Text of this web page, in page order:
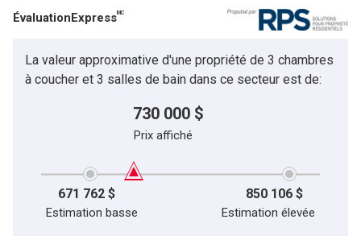
ÉvaluationExpressMC
La valeur approximative d'une propriété de 3 chambres
à coucher et 3 salles de bain dans ce secteur est de:
730 000 $
Prix affiché
671 762 $ 850 106 $
Estimation basse Estimation élevée